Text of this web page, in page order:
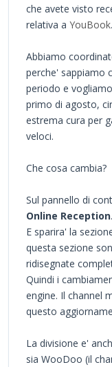
che avete visto
relativa a YouBook
Abbiamo
perche' sappiamo
periodo e
primo di agosto,
estrema cura per
veloci.
Che cosa cambia?
Sul pannello di
Online Reception.
E sparira' la
questa sezione
ridisegnate
Quindi i
engine. Il channel
questo
La divisione e'
sia WooDoo (il